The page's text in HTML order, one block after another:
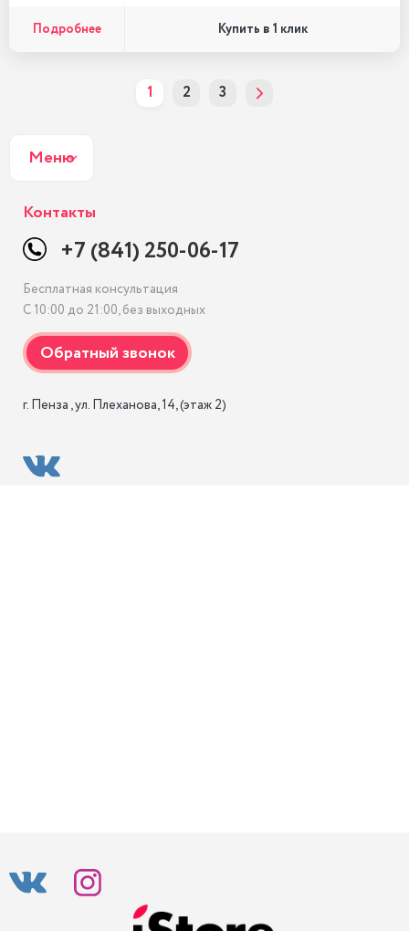
Подробнее Купить в 1 клик
1 2 3
Меню
Контакты
+7 (841) 250-06-17
Бесплатная консультация
С 10:00 до 21:00, без выходных
г. Пенза , ул. Плеханова, 14, (этаж 2)